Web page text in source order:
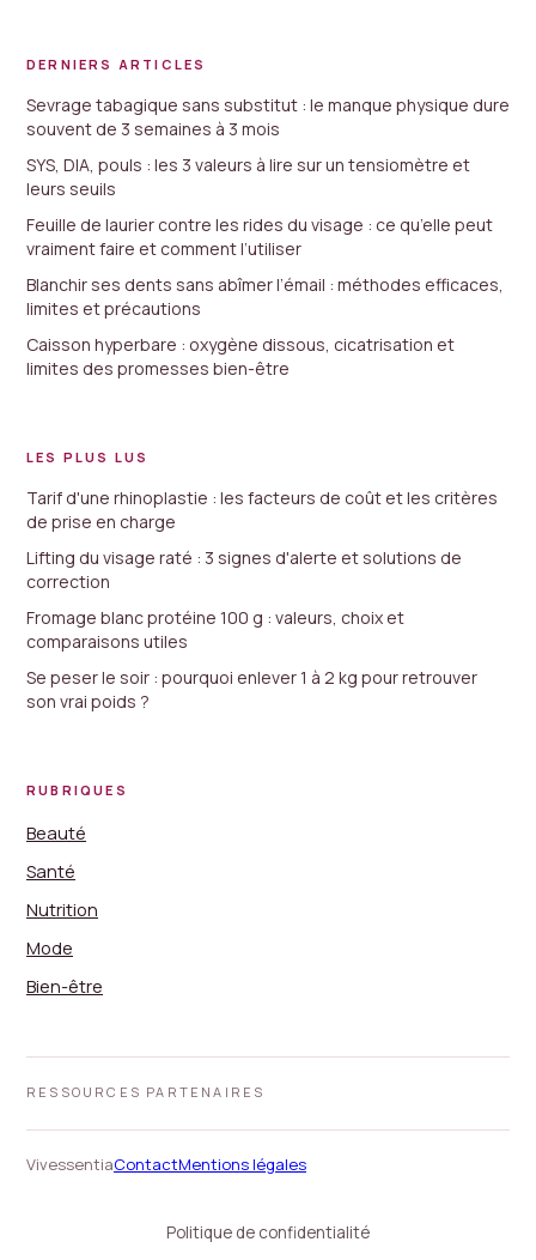
DERNIERS ARTICLES
Sevrage tabagique sans substitut : le manque physique dure
souvent de 3 semaines à 3 mois
SYS, DIA, pouls : les 3 valeurs à lire sur un tensiomètre et
leurs seuils
Feuille de laurier contre les rides du visage : ce qu’elle peut
vraiment faire et comment l’utiliser
Blanchir ses dents sans abîmer l’émail : méthodes efficaces,
limites et précautions
Caisson hyperbare : oxygène dissous, cicatrisation et
limites des promesses bien-être
LES PLUS LUS
Tarif d'une rhinoplastie : les facteurs de coût et les critères
de prise en charge
Lifting du visage raté : 3 signes d'alerte et solutions de
correction
Fromage blanc protéine 100 g : valeurs, choix et
comparaisons utiles
Se peser le soir : pourquoi enlever 1 à 2 kg pour retrouver
son vrai poids ?
RUBRIQUES
Beauté
Santé
Nutrition
Mode
Bien-être
RESSOURCES PARTENAIRES
VivessentiaContactMentions légales
Politique de confidentialité